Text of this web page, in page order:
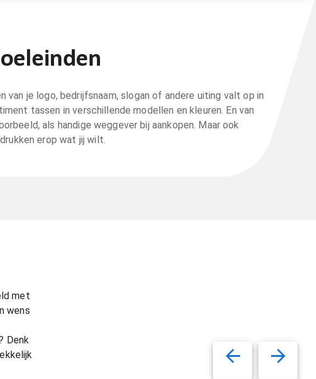
je logo, bedrijfsnaam, slogan of andere uiting valt op in
tassen in verschillende modellen en kleuren. En van
als handige weggever bij aankopen. Maar ook
erop wat jij wilt.
met
wens
Denk